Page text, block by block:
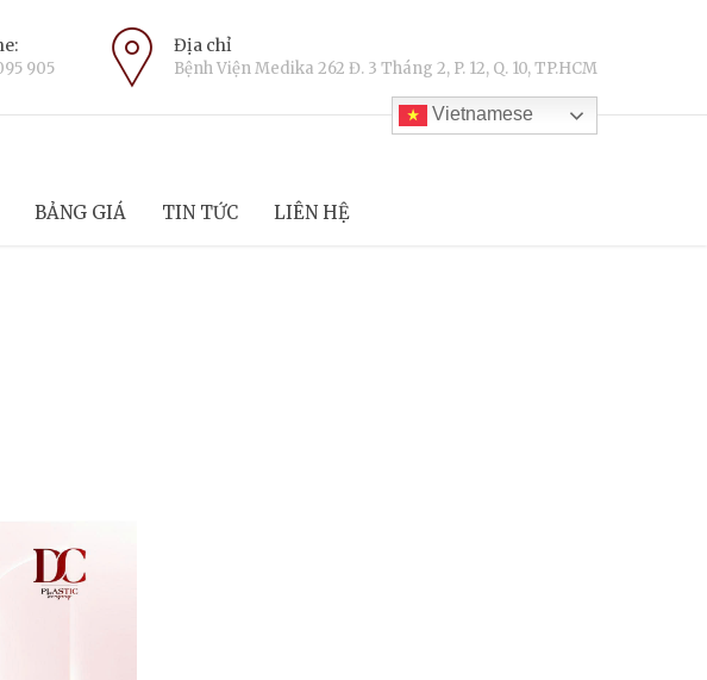
905
Địa chỉ
Bệnh Viện Medika 262 Đ. 3 Tháng 2, P. 12, Q. 10, TP.HCM
Vietnamese
BẢNG GIÁ TIN TỨC LIÊN HỆ